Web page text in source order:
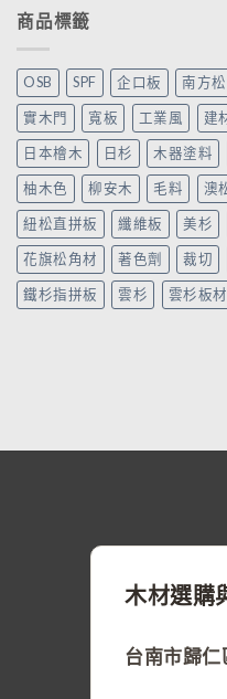
商品標籤
OSB SPF 企口板 南方松
實木門 寬板 工業風 建
日本檜木 日杉 木器塗料
柚木色 柳安木 毛料 澳
紐松直拼板 纖維板 美杉
花旗松角材 著色劑 裁切
鐵杉指拼板 雲杉 雲杉板材
木材選購
台南市歸